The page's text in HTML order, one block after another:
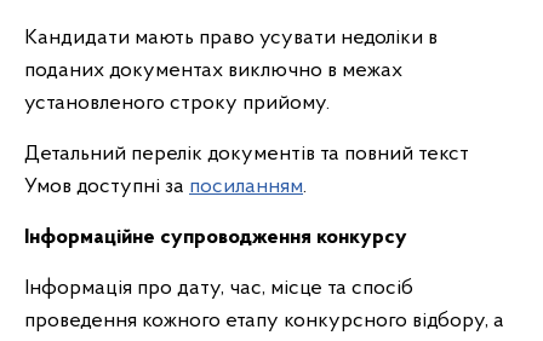
Кандидати мають право усувати недоліки в
поданих документах виключно в межах
установленого строку прийому.
Детальний перелік документів та повний текст
Умов доступні за посиланням.
Інформаційне супроводження конкурсу
Інформація про дату, час, місце та спосіб
проведення кожного етапу конкурсного відбору, а